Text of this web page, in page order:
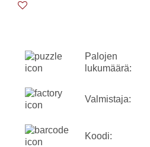
Palojen
lukumäärä:
Valmistaja:
Koodi: